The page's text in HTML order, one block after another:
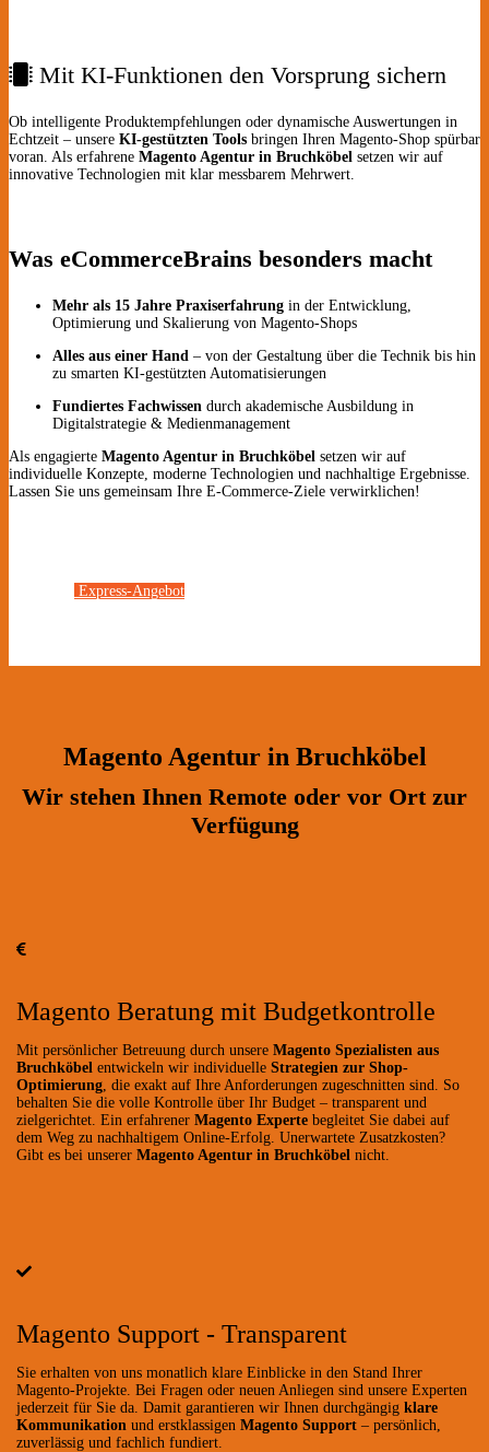
Mit KI-Funktionen den Vorsprung sichern
Ob intelligente Produktempfehlungen oder dynamische Auswertungen in
Echtzeit – unsere KI-gestützten Tools bringen Ihren Magento-Shop spürbar
voran. Als erfahrene Magento Agentur in Bruchköbel setzen wir auf
innovative Technologien mit klar messbarem Mehrwert.
Was eCommerceBrains besonders macht
Mehr als 15 Jahre Praxiserfahrung in der Entwicklung,
Optimierung und Skalierung von Magento-Shops
Alles aus einer Hand – von der Gestaltung über die Technik bis hin
zu smarten KI-gestützten Automatisierungen
Fundiertes Fachwissen durch akademische Ausbildung in
Digitalstrategie & Medienmanagement
Als engagierte Magento Agentur in Bruchköbel setzen wir auf
individuelle Konzepte, moderne Technologien und nachhaltige Ergebnisse.
Lassen Sie uns gemeinsam Ihre E-Commerce-Ziele verwirklichen!
Express-Angebot
Magento Agentur in Bruchköbel
Wir stehen Ihnen Remote oder vor Ort zur
Verfügung
Magento Beratung mit Budgetkontrolle
Mit persönlicher Betreuung durch unsere Magento Spezialisten aus
Bruchköbel entwickeln wir individuelle Strategien zur Shop-
Optimierung , die exakt auf Ihre Anforderungen zugeschnitten sind. So
behalten Sie die volle Kontrolle über Ihr Budget – transparent und
zielgerichtet. Ein erfahrener Magento Experte begleitet Sie dabei auf
dem Weg zu nachhaltigem Online-Erfolg. Unerwartete Zusatzkosten?
Gibt es bei unserer Magento Agentur in Bruchköbel nicht.
Magento Support - Transparent
Sie erhalten von uns monatlich klare Einblicke in den Stand Ihrer
Magento-Projekte. Bei Fragen oder neuen Anliegen sind unsere Experten
jederzeit für Sie da. Damit garantieren wir Ihnen durchgängig klare
Kommunikation und erstklassigen Magento Support – persönlich,
zuverlässig und fachlich fundiert.